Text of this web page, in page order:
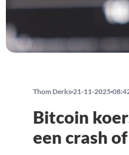
Thom Derks 21-11-2025
Bitcoin
een crash